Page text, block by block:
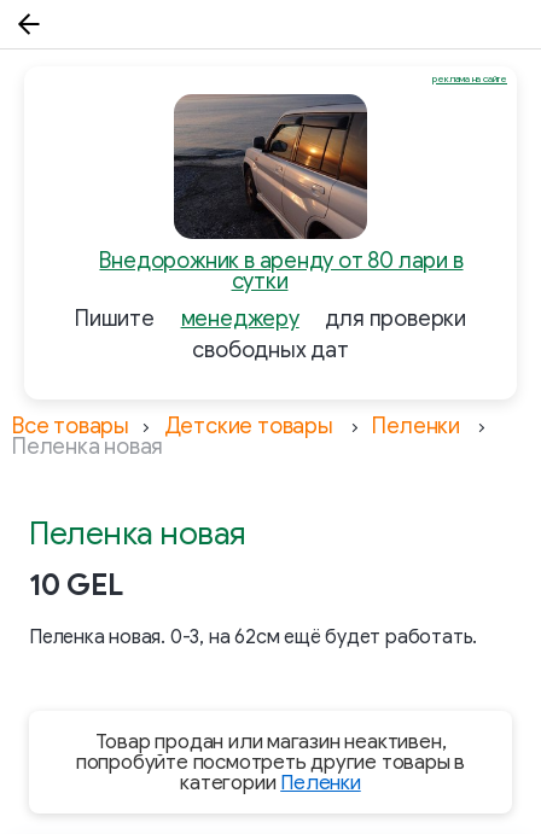
Внедорожник в аренду от 80 лари в
сутки
Пишите
менеджеру
для проверки
свободных дат
реклама на сайте
Все товары Детские товары Пеленки
Пеленка новая
Пеленка новая
10 GEL
Пеленка новая. 0-3, на 62см ещё будет работать.
Товар продан или магазин неактивен,
попробуйте посмотреть другие товары в
категории Пеленки